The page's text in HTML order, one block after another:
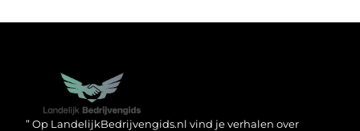
” Op LandelijkBedrijvengids.nl vind je verhalen over